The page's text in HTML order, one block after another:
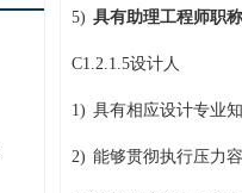
5) 具有助理工程师职称
C1.2.1.5设计人
1) 具有相应设计专业
2) 能够贯彻执行压力